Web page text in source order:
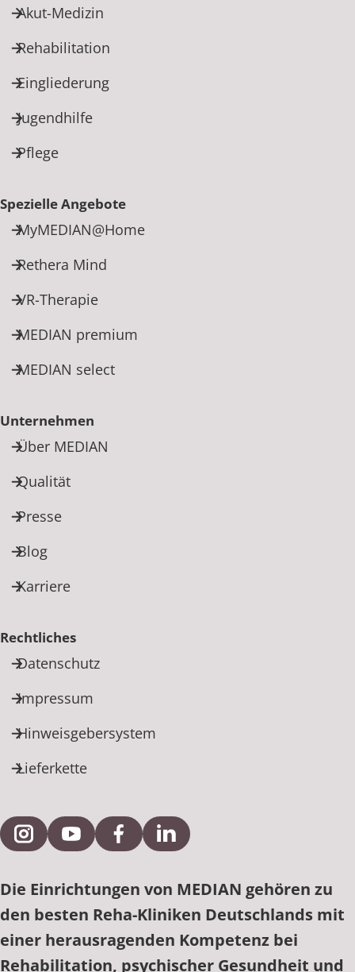
Akut-Medizin
Rehabilitation
Eingliederung
Jugendhilfe
Pflege
Spezielle Angebote
MyMEDIAN@Home
Rethera Mind
VR-Therapie
MEDIAN premium
MEDIAN select
Unternehmen
Über MEDIAN
Qualität
Presse
Blog
Karriere
Rechtliches
Datenschutz
Impressum
Hinweisgebersystem
Lieferkette
Externe Verlinkung zu Instagram
Externe Verlinkung zu YouTube
Externe Verlinkung zu Facebook
Externe Verlinkung zu
Die Einrichtungen von MEDIAN gehören zu
den besten Reha-Kliniken Deutschlands mit
einer herausragenden Kompetenz bei
Rehabilitation, psychischer Gesundheit und